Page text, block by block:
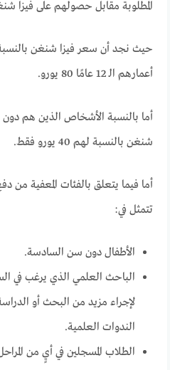
المطلوبة مقابل حصولهم على فيزا
حيث نجد أن سعر فيزا شنغن
أعمارهم الـ 12 عامًا 80 يورو.
شنغن بالنسبة لهم 40 يورو فقط.
أما فيما يتعلق بالفئات المعفية
تتمثل في:
الأطفال دون سن السادسة.
الباحث العلمي الذي يرغب في
لإجراء مزيد من البحث أو
الندوات العلمية.
الطلاب المسجلين في أيٍ من